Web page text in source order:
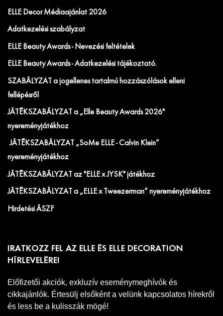
ELLE Decor Médiaajánlat 2026
Adatkezelési szabályzat
ELLE Beauty Awards - Nevezési feltételek
ELLE Beauty Awards - Adatkezelési tájékoztató.
SZABÁLYZAT a jogellenes tartalmú hozzászólások elleni
fellépésről
JÁTÉKSZABÁLYZAT a „Elle Beauty Awards 2026"
nyereményjátékhoz
JÁTÉKSZABÁLYZAT „SoMe ELLE - Calvin Klein”
nyereményjátékhoz
JÁTÉKSZABÁLYZAT az "ELLE x JYSK" játékhoz
JÁTÉKSZABÁLYZAT a „ELLE x Tweezerman” nyereményjátékhoz
Hirdetési ÁSZF
IRATKOZZ FEL AZ ELLE ÉS ELLE DECORATION
HÍRLEVELÉRE!
Előfizetői akciók, exkluzív eseménymeghívók és
cikkajánlók. Értesülj elsőként a velünk kapcsolatos hírekről
és less be a kulisszák mögé!